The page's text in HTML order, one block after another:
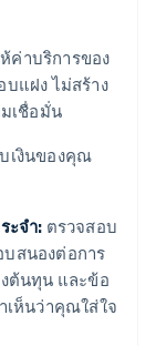
ค่าบริการของ
แฝง ไม่สร้าง
เชื่อมั่น
บเงินของคุณ
ะจำ: ตรวจสอบ
สนองต่อการ
ต้นทุน และข้อ
เห็นว่าคุณใส่ใจ